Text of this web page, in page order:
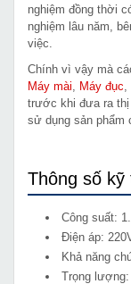
nghiệm đồng thời
nghiệm lâu năm,
việc.
Chính vì vậy mà
Máy mài
Máy đục
trước khi đưa ra thị
sử dụng sản phẩm
Thông số kỹ
Công suất:
Điện áp:
Khả năng
Trọng